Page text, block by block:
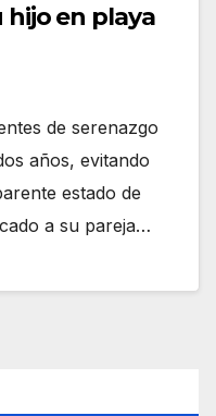
en playa
de serenazgo
años, evitando
estado de
a su pareja…